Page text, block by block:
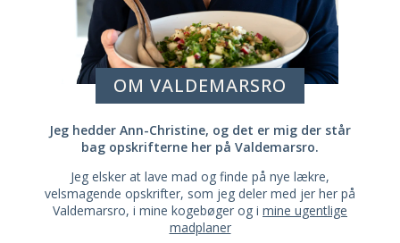
OM VALDEMARSRO
Jeg hedder Ann-Christine, og det er mig der står
bag opskrifterne her på Valdemarsro.
Jeg elsker at lave mad og finde på nye lækre,
velsmagende opskrifter, som jeg deler med jer her på
Valdemarsro, i mine kogebøger og i mine ugentlige
madplaner